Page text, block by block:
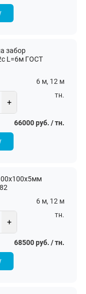
забор
L=6м ГОСТ
6 м, 12 м
+
тн.
66000 руб. / тн.
6 м, 12 м
+
тн.
68500 руб. / тн.